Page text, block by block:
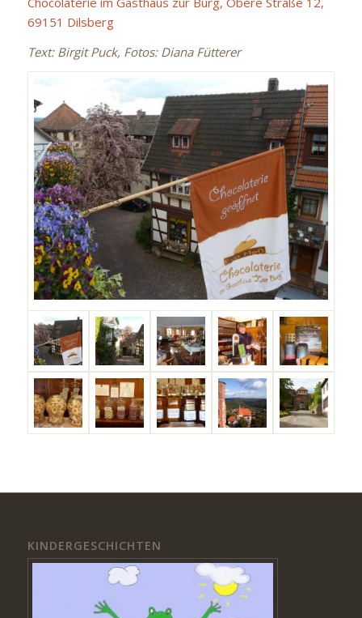
69151 Dilsberg
Text: Birgit Puck, Fotos: Diana Fütterer
KINDERGESCHICHTEN